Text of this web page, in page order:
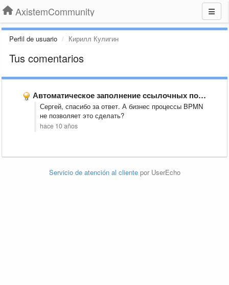
AxistemCommunity
Perfil de usuario Кирилл Кулигин
Tus comentarios
Автоматическое заполнение ссылочных полей
Сергей, спасибо за ответ. А бизнес процессы BPMN
не позволяет это сделать?
hace 10 años
Servicio de atención al cliente por UserEcho